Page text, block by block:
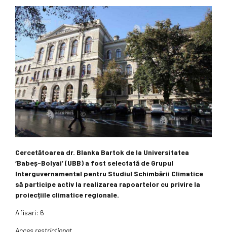
Cercetătoarea dr. Blanka Bartok de la Universitatea
‘Babeș-Bolyai’ (UBB) a fost selectată de Grupul
Interguvernamental pentru Studiul Schimbării Climatice
să participe activ la realizarea rapoartelor cu privire la
proiecțiile climatice regionale.
Afisari: 6
Acces restricționat